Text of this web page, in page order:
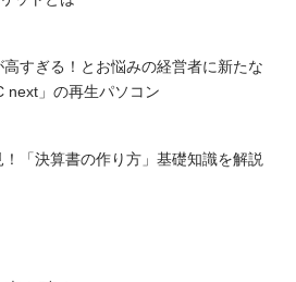
すぎる！とお悩みの経営者に新たな
next」の再生パソコン
「決算書の作り方」基礎知識を解説